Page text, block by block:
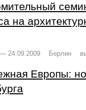
на
24.09.2009 Берлин
Европы: